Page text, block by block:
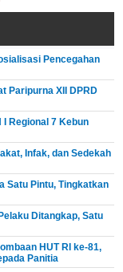
Pencegahan
Paripurna XII DPRD
Regional 7 Kebun
Infak, dan Sedekah
Satu Pintu, Tingkatkan
Ditangkap, Satu
HUT RI ke-81,
Panitia